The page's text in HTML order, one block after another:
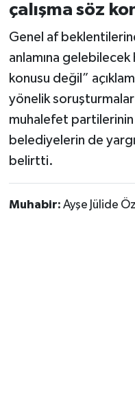
çalışma söz
Genel af
anlamına gelebilecek
konusu değil”
yönelik soruşturmalar
muhalefet
belediyelerin de
belirtti.
Muhabir: Ayşe Jülide